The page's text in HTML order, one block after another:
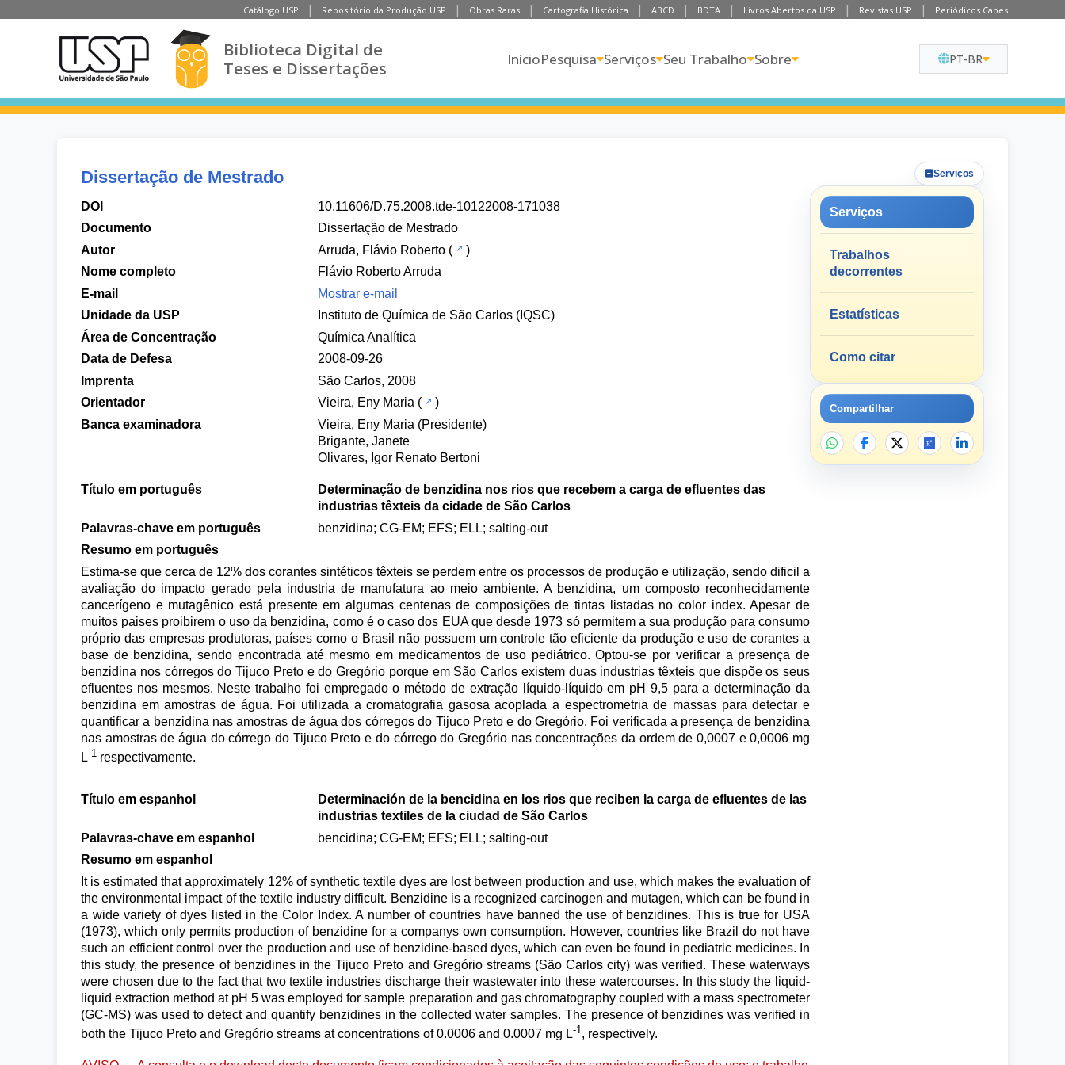
Catálogo USP Repositório da Produção USP Obras Raras Cartografia Histórica ABCD BDTA Livros Abertos da USP Revistas USP Periódicos Capes
Biblioteca Digital de
Teses e Dissertações
InícioPesquisa Serviços Seu Trabalho Sobre PT-BR
Dissertação de Mestrado
DOI
10.11606/D.75.2008.tde-10122008-171038
Documento
Dissertação de Mestrado
Autor
Arruda, Flávio Roberto (
)
Nome completo
Flávio Roberto Arruda
E-mail
Mostrar e-mail
Unidade da USP
Instituto de Química de São Carlos (IQSC)
Área de Concentração
Química Analítica
Data de Defesa
2008-09-26
Imprenta
São Carlos, 2008
Orientador
Vieira, Eny Maria (
)
Banca examinadora
Vieira, Eny Maria (Presidente)
Brigante, Janete
Olivares, Igor Renato Bertoni
Título em português
Determinação de benzidina nos rios que recebem a carga de efluentes das
industrias têxteis da cidade de São Carlos
Palavras-chave em português
benzidina; CG-EM; EFS; ELL; salting-out
Resumo em português
Estima-se que cerca de 12% dos corantes sintéticos têxteis se perdem entre os processos de produção e utilização, sendo dificil a
avaliação do impacto gerado pela industria de manufatura ao meio ambiente. A benzidina, um composto reconhecidamente
cancerígeno e mutagênico está presente em algumas centenas de composições de tintas listadas no color index. Apesar de
muitos paises proibirem o uso da benzidina, como é o caso dos EUA que desde 1973 só permitem a sua produção para consumo
próprio das empresas produtoras, países como o Brasil não possuem um controle tão eficiente da produção e uso de corantes a
base de benzidina, sendo encontrada até mesmo em medicamentos de uso pediátrico. Optou-se por verificar a presença de
benzidina nos córregos do Tijuco Preto e do Gregório porque em São Carlos existem duas industrias têxteis que dispõe os seus
efluentes nos mesmos. Neste trabalho foi empregado o método de extração líquido-líquido em pH 9,5 para a determinação da
benzidina em amostras de água. Foi utilizada a cromatografia gasosa acoplada a espectrometria de massas para detectar e
quantificar a benzidina nas amostras de água dos córregos do Tijuco Preto e do Gregório. Foi verificada a presença de benzidina
nas amostras de água do córrego do Tijuco Preto e do córrego do Gregório nas concentrações da ordem de 0,0007 e 0,0006 mg
L-1 respectivamente.
Título em espanhol
Determinación de la bencidina en los rios que reciben la carga de efluentes de las
industrias textiles de la ciudad de São Carlos
Palavras-chave em espanhol
bencidina; CG-EM; EFS; ELL; salting-out
Resumo em espanhol
It is estimated that approximately 12% of synthetic textile dyes are lost between production and use, which makes the evaluation of
the environmental impact of the textile industry difficult. Benzidine is a recognized carcinogen and mutagen, which can be found in
a wide variety of dyes listed in the Color Index. A number of countries have banned the use of benzidines. This is true for USA
(1973), which only permits production of benzidine for a companys own consumption. However, countries like Brazil do not have
such an efficient control over the production and use of benzidine-based dyes, which can even be found in pediatric medicines. In
this study, the presence of benzidines in the Tijuco Preto and Gregório streams (São Carlos city) was verified. These waterways
were chosen due to the fact that two textile industries discharge their wastewater into these watercourses. In this study the liquid-
liquid extraction method at pH 5 was employed for sample preparation and gas chromatography coupled with a mass spectrometer
(GC-MS) was used to detect and quantify benzidines in the collected water samples. The presence of benzidines was verified in
both the Tijuco Preto and Gregório streams at concentrations of 0.0006 and 0.0007 mg L-1 , respectively.
Serviços
Serviços
Trabalhos
decorrentes
Estatísticas
Como citar
Compartilhar